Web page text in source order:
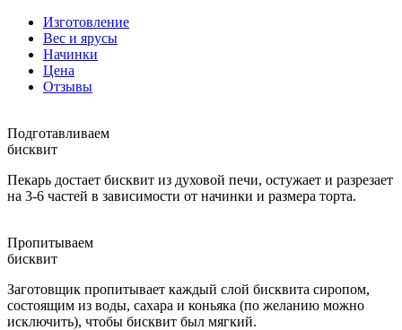
Изготовление
Вес и ярусы
Начинки
Цена
Отзывы
Подготавливаем
бисквит
Пекарь достает бисквит из духовой печи, остужает и разрезает
на 3-6 частей в зависимости от начинки и размера торта.
Пропитываем
бисквит
Заготовщик пропитывает каждый слой бисквита сиропом,
состоящим из воды, сахара и коньяка (по желанию можно
исключить), чтобы бисквит был мягкий.